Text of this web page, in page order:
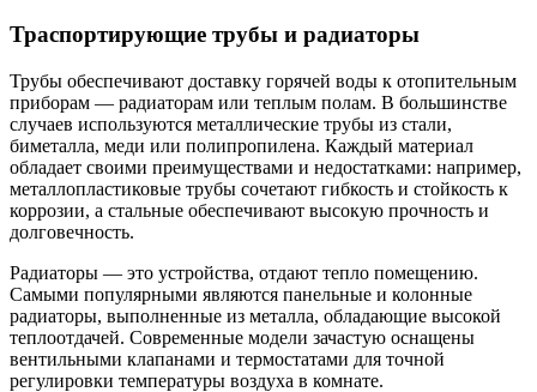
Траспортирующие трубы и радиаторы
Трубы обеспечивают доставку горячей воды к отопительным
приборам — радиаторам или теплым полам. В большинстве
случаев используются металлические трубы из стали,
биметалла, меди или полипропилена. Каждый материал
обладает своими преимуществами и недостатками: например,
металлопластиковые трубы сочетают гибкость и стойкость к
коррозии, а стальные обеспечивают высокую прочность и
долговечность.
Радиаторы — это устройства, отдают тепло помещению.
Самыми популярными являются панельные и колонные
радиаторы, выполненные из металла, обладающие высокой
теплоотдачей. Современные модели зачастую оснащены
вентильными клапанами и термостатами для точной
регулировки температуры воздуха в комнате.